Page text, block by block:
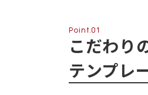
Point.01
こだわり
テンプレ